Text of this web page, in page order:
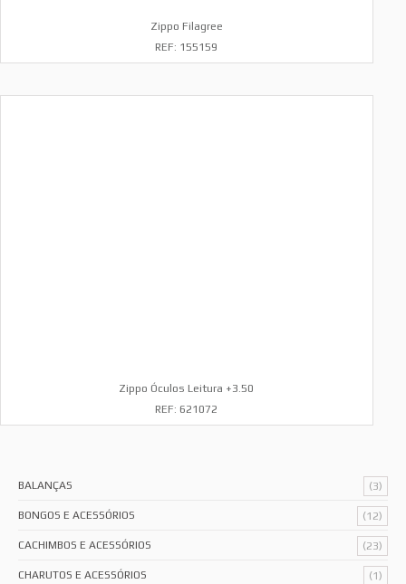
Zippo Filagree
REF: 155159
Zippo Óculos Leitura +3.50
REF: 621072
BALANÇAS (3)
BONGOS E ACESSÓRIOS (12)
CACHIMBOS E ACESSÓRIOS (23)
CHARUTOS E ACESSÓRIOS (1)